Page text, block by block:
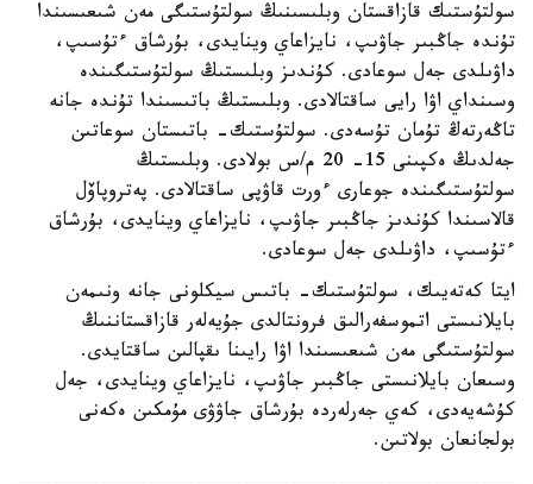
سولتۇستىك قازاقستان وبلىسىنىڭ سولتۇستىگى مەن شىعىسىندا
تۇندە جاڭبىر جاۋىپ، نايزاعاي وينايدى، بۇرشاق ءتۇسىپ،
داۋىلدى جەل سوعادى. كۇندىز وبلىستىڭ سولتۇستىگىندە
وسىنداي اۋا رايى ساقتالادى. وبلىستىڭ باتىسىندا تۇندە جانە
تاڭەرتەڭ تۇمان تۇسەدى. سولتۇستىك- باتىستان سوعاتىن
جەلدىڭ ەكپىنى 15- 20 م/س بولادى. وبلىستىڭ
سولتۇستىگىندە جوعارى ءورت قاۋپى ساقتالادى. پەتروپاۆل
قالاسىندا كۇندىز جاڭبىر جاۋىپ، نايزاعاي وينايدى، بۇرشاق
ءتۇسىپ، داۋىلدى جەل سوعادى.
ايتا كەتەيىك، سولتۇستىك- باتىس سيكلونى جانە ونىمەن
بايلانىستى اتموسفەرالىق فرونتالدى جۇيەلەر قازاقستاننىڭ
سولتۇستىگى مەن شىعىسىندا اۋا رايىنا ىقپالىن ساقتايدى.
وسىعان بايلانىستى جاڭبىر جاۋىپ، نايزاعاي وينايدى، جەل
كۇشەيەدى، كەي جەرلەردە بۇرشاق جاۋۋى مۇمكىن ەكەنى
بولجانعان بولاتىن.